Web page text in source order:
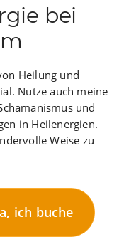
bei
Heilung und
Nutze auch meine
und
in Heilenergien.
Weise zu
ich buche